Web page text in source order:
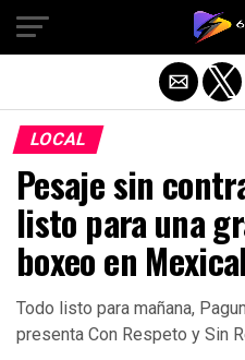
LOCAL
Pesaje sin
listo para una
boxeo en
Todo listo para mañana,
presenta Con Respeto y Sin
Salir de la